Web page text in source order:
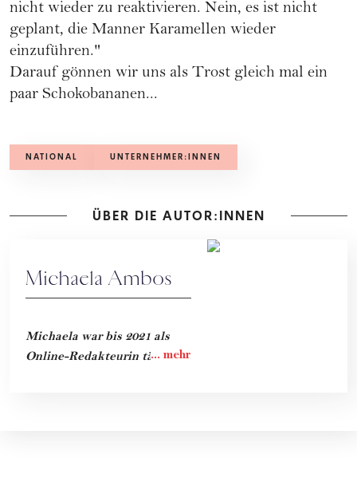
nicht wieder zu reaktivieren. Nein, es ist nicht
geplant, die Manner Karamellen wieder
einzuführen."
Darauf gönnen wir uns als Trost gleich mal ein
paar Schokobananen...
NATIONAL UNTERNEHMER:INNEN
ÜBER DIE AUTOR:INNEN
Michaela Ambos
Michaela war bis 2021 als
Online-Redakteurin tätig.